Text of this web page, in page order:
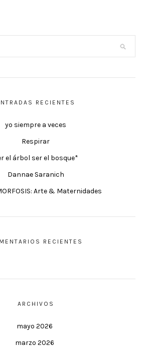
RECIENTES
yo siempre a veces
Respirar
el árbol ser el bosque*
Dannae Saranich
Arte & Maternidades
RECIENTES
ARCHIVOS
mayo 2026
marzo 2026